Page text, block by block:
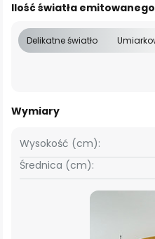
Ilość światła
Delikatne światło
Wymiary
Wysokość (cm):
Średnica (cm):